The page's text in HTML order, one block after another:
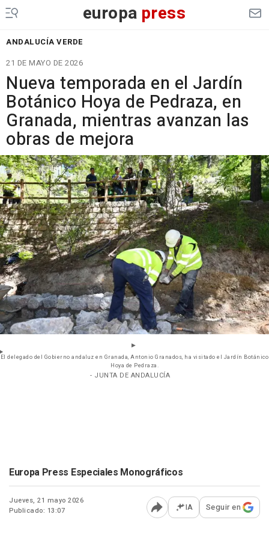
europa press
ANDALUCÍA VERDE
21 DE MAYO DE 2026
Nueva temporada en el Jardín
Botánico Hoya de Pedraza, en
Granada, mientras avanzan las
obras de mejora
El delegado del Gobierno andaluz en Granada, Antonio Granados, ha visitado el Jardín Botánico
Hoya de Pedraza.
- JUNTA DE ANDALUCÍA
Europa Press Especiales Monográficos
Jueves, 21 mayo 2026
Publicado: 13:07
Abrir opciones para
IA Seguir en